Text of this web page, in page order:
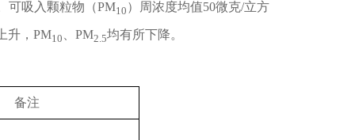
可吸入颗粒物（PM10 ）周浓度均值50微克/立方
升，PM10 、PM2.5均有所下降。
备注